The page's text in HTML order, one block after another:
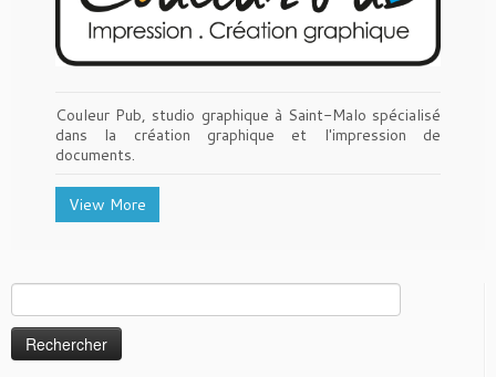
Couleur Pub, studio graphique à Saint-Malo spécialisé
dans la création graphique et l'impression de
documents.
View More